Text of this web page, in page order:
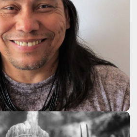
Munduruku
Clique aqui